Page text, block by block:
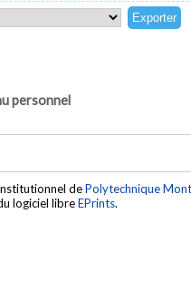
personnel
dePolytechnique
logiciel libreEPrints.